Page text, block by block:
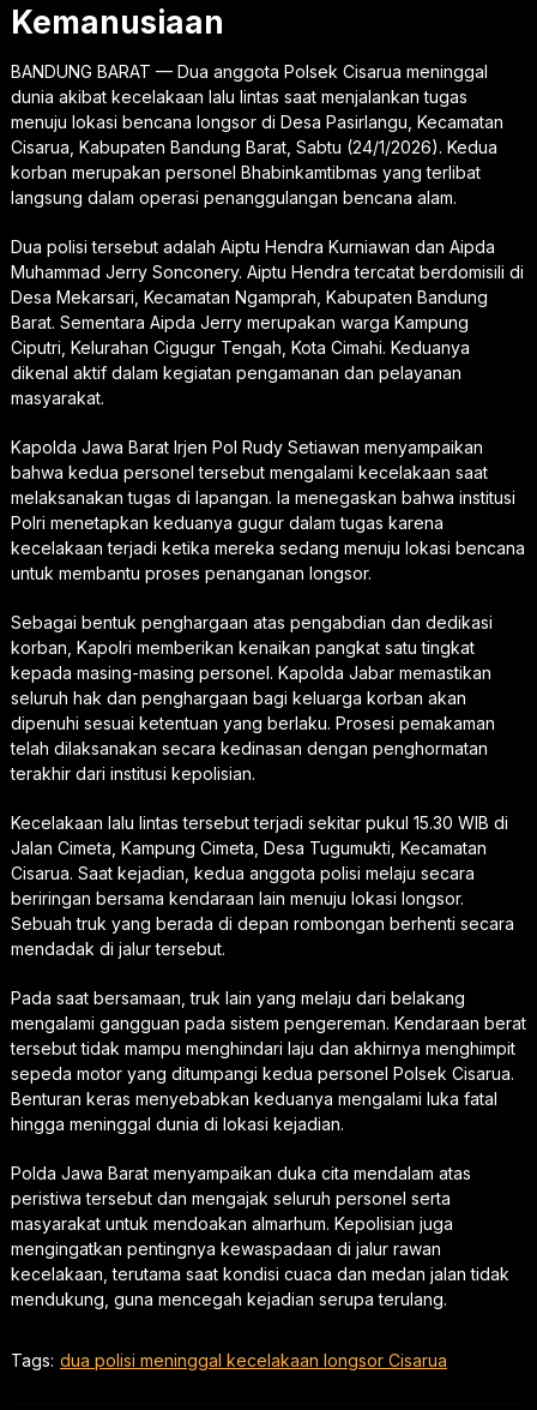
Kemanusiaan
BANDUNG BARAT — Dua anggota Polsek Cisarua meninggal
dunia akibat kecelakaan lalu lintas saat menjalankan tugas
menuju lokasi bencana longsor di Desa Pasirlangu, Kecamatan
Cisarua, Kabupaten Bandung Barat, Sabtu (24/1/2026). Kedua
korban merupakan personel Bhabinkamtibmas yang terlibat
langsung dalam operasi penanggulangan bencana alam.
Dua polisi tersebut adalah Aiptu Hendra Kurniawan dan Aipda
Muhammad Jerry Sonconery. Aiptu Hendra tercatat berdomisili di
Desa Mekarsari, Kecamatan Ngamprah, Kabupaten Bandung
Barat. Sementara Aipda Jerry merupakan warga Kampung
Ciputri, Kelurahan Cigugur Tengah, Kota Cimahi. Keduanya
dikenal aktif dalam kegiatan pengamanan dan pelayanan
masyarakat.
Kapolda Jawa Barat Irjen Pol Rudy Setiawan menyampaikan
bahwa kedua personel tersebut mengalami kecelakaan saat
melaksanakan tugas di lapangan. Ia menegaskan bahwa institusi
Polri menetapkan keduanya gugur dalam tugas karena
kecelakaan terjadi ketika mereka sedang menuju lokasi bencana
untuk membantu proses penanganan longsor.
Sebagai bentuk penghargaan atas pengabdian dan dedikasi
korban, Kapolri memberikan kenaikan pangkat satu tingkat
kepada masing-masing personel. Kapolda Jabar memastikan
seluruh hak dan penghargaan bagi keluarga korban akan
dipenuhi sesuai ketentuan yang berlaku. Prosesi pemakaman
telah dilaksanakan secara kedinasan dengan penghormatan
terakhir dari institusi kepolisian.
Kecelakaan lalu lintas tersebut terjadi sekitar pukul 15.30 WIB di
Jalan Cimeta, Kampung Cimeta, Desa Tugumukti, Kecamatan
Cisarua. Saat kejadian, kedua anggota polisi melaju secara
beriringan bersama kendaraan lain menuju lokasi longsor.
Sebuah truk yang berada di depan rombongan berhenti secara
mendadak di jalur tersebut.
Pada saat bersamaan, truk lain yang melaju dari belakang
mengalami gangguan pada sistem pengereman. Kendaraan berat
tersebut tidak mampu menghindari laju dan akhirnya menghimpit
sepeda motor yang ditumpangi kedua personel Polsek Cisarua.
Benturan keras menyebabkan keduanya mengalami luka fatal
hingga meninggal dunia di lokasi kejadian.
Polda Jawa Barat menyampaikan duka cita mendalam atas
peristiwa tersebut dan mengajak seluruh personel serta
masyarakat untuk mendoakan almarhum. Kepolisian juga
mengingatkan pentingnya kewaspadaan di jalur rawan
kecelakaan, terutama saat kondisi cuaca dan medan jalan tidak
mendukung, guna mencegah kejadian serupa terulang.
Tags: dua polisi meninggal kecelakaan longsor Cisarua